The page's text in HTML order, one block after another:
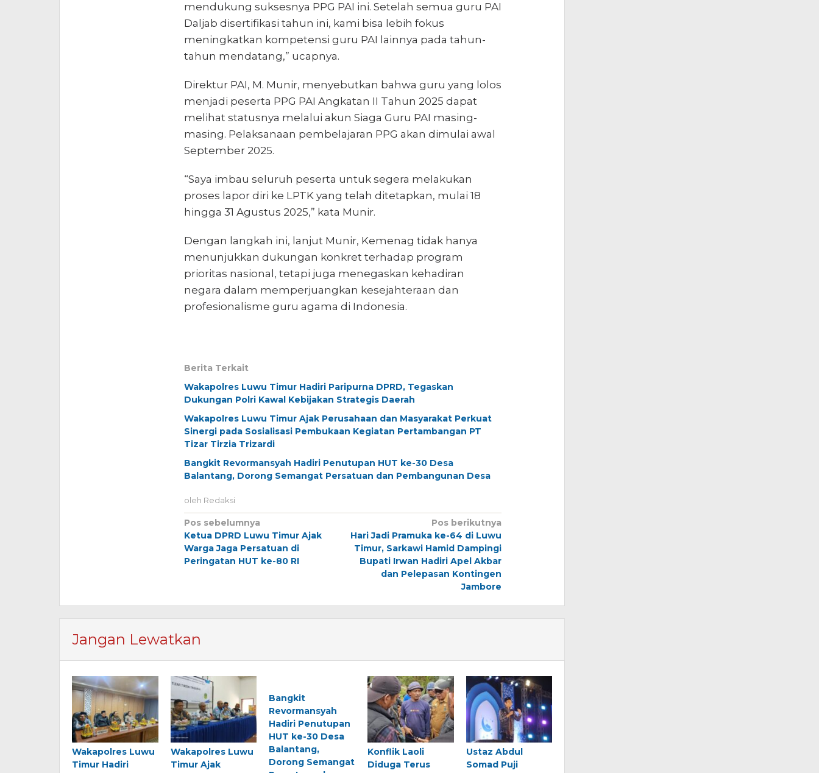
mendukung suksesnya PPG PAI ini. Setelah semua guru PAI
Daljab disertifikasi tahun ini, kami bisa lebih fokus
meningkatkan kompetensi guru PAI lainnya pada tahun-
tahun mendatang,” ucapnya.
Direktur PAI, M. Munir, menyebutkan bahwa guru yang lolos
menjadi peserta PPG PAI Angkatan II Tahun 2025 dapat
melihat statusnya melalui akun Siaga Guru PAI masing-
masing. Pelaksanaan pembelajaran PPG akan dimulai awal
September 2025.
“Saya imbau seluruh peserta untuk segera melakukan
proses lapor diri ke LPTK yang telah ditetapkan, mulai 18
hingga 31 Agustus 2025,” kata Munir.
Dengan langkah ini, lanjut Munir, Kemenag tidak hanya
menunjukkan dukungan konkret terhadap program
prioritas nasional, tetapi juga menegaskan kehadiran
negara dalam memperjuangkan kesejahteraan dan
profesionalisme guru agama di Indonesia.
Berita Terkait
Wakapolres Luwu Timur Hadiri Paripurna DPRD, Tegaskan
Dukungan Polri Kawal Kebijakan Strategis Daerah
Wakapolres Luwu Timur Ajak Perusahaan dan Masyarakat Perkuat
Sinergi pada Sosialisasi Pembukaan Kegiatan Pertambangan PT
Tizar Tirzia Trizardi
Bangkit Revormansyah Hadiri Penutupan HUT ke-30 Desa
Balantang, Dorong Semangat Persatuan dan Pembangunan Desa
oleh Redaksi
Navigasi
pos
Pos sebelumnya
Ketua DPRD Luwu Timur Ajak
Warga Jaga Persatuan di
Peringatan HUT ke-80 RI
Pos berikutnya
Hari Jadi Pramuka ke-64 di Luwu
Timur, Sarkawi Hamid Dampingi
Bupati Irwan Hadiri Apel Akbar
dan Pelepasan Kontingen
Jambore
Jangan Lewatkan
Wakapolres Luwu
Timur Hadiri
Wakapolres Luwu
Timur Ajak
Bangkit
Revormansyah
Hadiri Penutupan
HUT ke-30 Desa
Balantang,
Dorong Semangat
Konflik Laoli
Diduga Terus
Ustaz Abdul
Somad Puji